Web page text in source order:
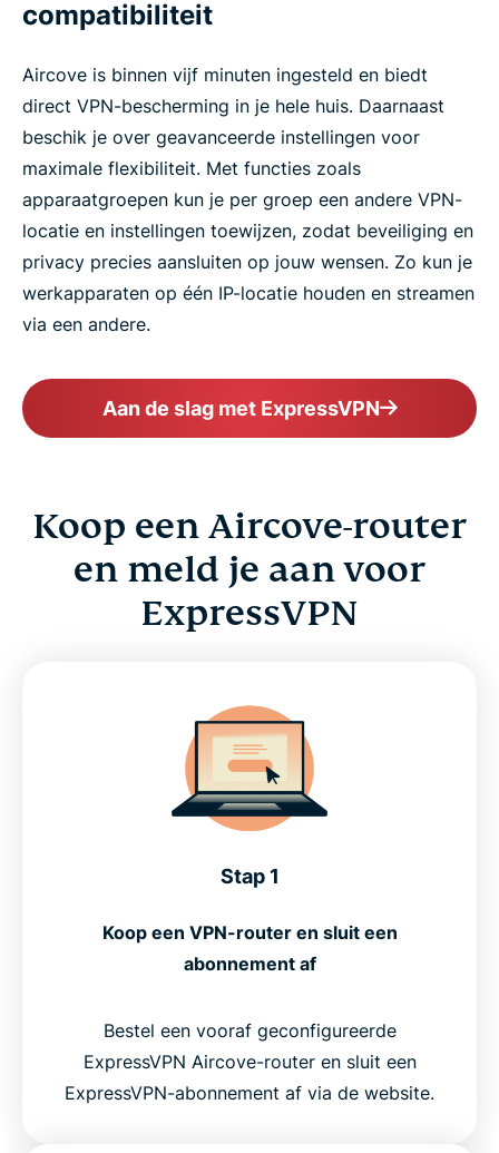
compatibiliteit
Aircove is binnen vijf minuten ingesteld en biedt
direct VPN-bescherming in je hele huis. Daarnaast
beschik je over geavanceerde instellingen voor
maximale flexibiliteit. Met functies zoals
apparaatgroepen kun je per groep een andere VPN-
locatie en instellingen toewijzen, zodat beveiliging en
privacy precies aansluiten op jouw wensen. Zo kun je
werkapparaten op één IP-locatie houden en streamen
via een andere.
Aan de slag met ExpressVPN
Koop een Aircove-router
en meld je aan voor
ExpressVPN
Stap 1
Koop een VPN-router en sluit een
abonnement af
Bestel een vooraf geconfigureerde
ExpressVPN Aircove-router en sluit een
ExpressVPN-abonnement af via de website.